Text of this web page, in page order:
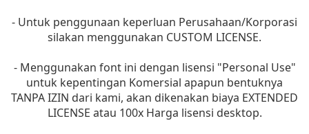
- Untuk penggunaan keperluan Perusahaan/Korporasi
silakan menggunakan CUSTOM LICENSE.
- Menggunakan font ini dengan lisensi "Personal Use"
untuk kepentingan Komersial apapun bentuknya
TANPA IZIN dari kami, akan dikenakan biaya EXTENDED
LICENSE atau 100x Harga lisensi desktop.